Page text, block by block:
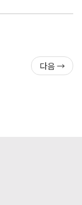
다음 →